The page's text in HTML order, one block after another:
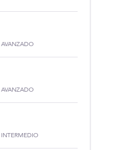
AVANZADO
AVANZADO
INTERMEDIO